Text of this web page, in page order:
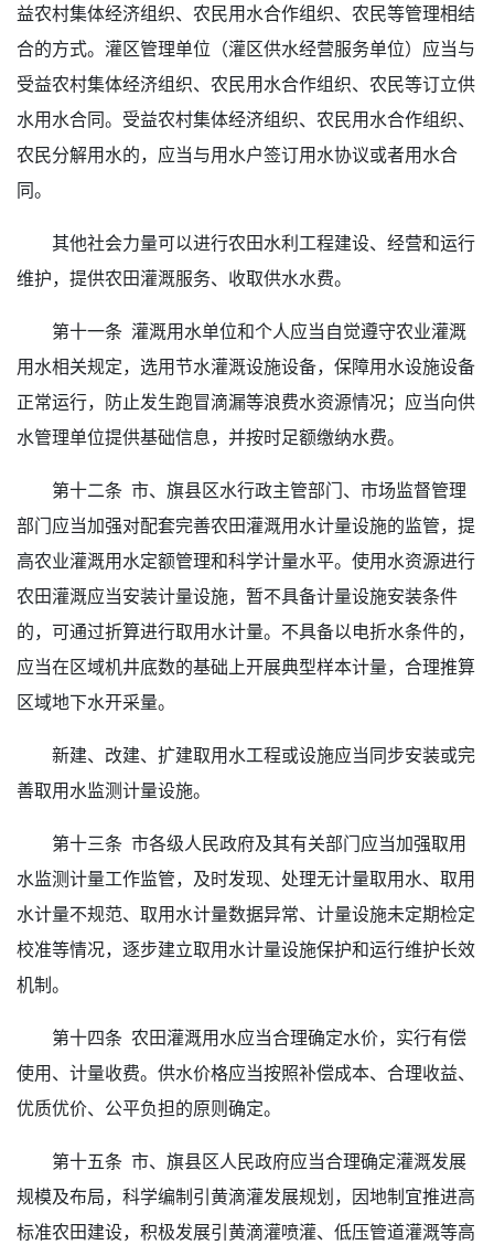
益农村集体经济组织、农民用水合作组织、农民等管理相结
合的方式。灌区管理单位（灌区供水经营服务单位）应当与
受益农村集体经济组织、农民用水合作组织、农民等订立供
水用水合同。受益农村集体经济组织、农民用水合作组织、
农民分解用水的，应当与用水户签订用水协议或者用水合
同。
其他社会力量可以进行农田水利工程建设、经营和运行
维护，提供农田灌溉服务、收取供水水费。
第十一条 灌溉用水单位和个人应当自觉遵守农业灌溉
用水相关规定，选用节水灌溉设施设备，保障用水设施设备
正常运行，防止发生跑冒滴漏等浪费水资源情况；应当向供
水管理单位提供基础信息，并按时足额缴纳水费。
第十二条 市、旗县区水行政主管部门、市场监督管理
部门应当加强对配套完善农田灌溉用水计量设施的监管，提
高农业灌溉用水定额管理和科学计量水平。使用水资源进行
农田灌溉应当安装计量设施，暂不具备计量设施安装条件
的，可通过折算进行取用水计量。不具备以电折水条件的，
应当在区域机井底数的基础上开展典型样本计量，合理推算
区域地下水开采量。
新建、改建、扩建取用水工程或设施应当同步安装或完
善取用水监测计量设施。
第十三条 市各级人民政府及其有关部门应当加强取用
水监测计量工作监管，及时发现、处理无计量取用水、取用
水计量不规范、取用水计量数据异常、计量设施未定期检定
校准等情况，逐步建立取用水计量设施保护和运行维护长效
机制。
第十四条 农田灌溉用水应当合理确定水价，实行有偿
使用、计量收费。供水价格应当按照补偿成本、合理收益、
优质优价、公平负担的原则确定。
第十五条 市、旗县区人民政府应当合理确定灌溉发展
规模及布局，科学编制引黄滴灌发展规划，因地制宜推进高
标准农田建设，积极发展引黄滴灌喷灌、低压管道灌溉等高